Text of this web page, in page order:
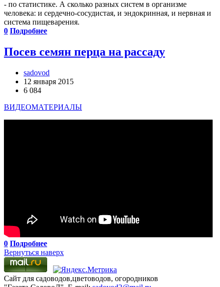
- по статистике. А сколько разных систем в организме
человека: и сердечно-сосудистая, и эндокринная, и нервная и
система пищеварения.
0 Подробнее
Посев семян перца на рассаду
sadovod
12 января 2015
6 084
ВИДЕОМАТЕРИАЛЫ
0 Подробнее
Вернуться наверх
Сайт для садоводов,цветоводов, огородников